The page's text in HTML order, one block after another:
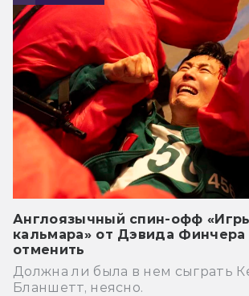
Англоязычный спин-офф
кальмара» от Дэвида Финчера
отменить
Должна ли была в нем сыграть
Бланшетт, неясно.